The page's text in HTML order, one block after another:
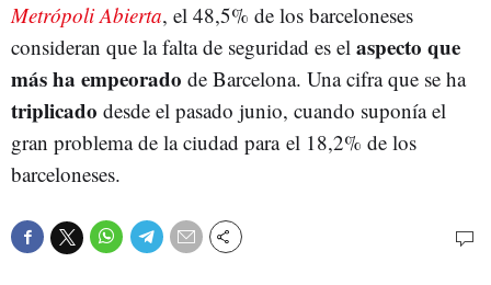
Metrópoli Abierta, el 48,5% de los barceloneses
consideran que la falta de seguridad es el aspecto que
más ha empeorado de Barcelona. Una cifra que se ha
triplicado desde el pasado junio, cuando suponía el
gran problema de la ciudad para el 18,2% de los
barceloneses.